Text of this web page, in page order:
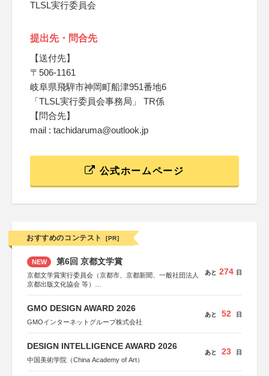
TLSL実行委員会
提出先・問合先
【送付先】
〒506-1161
岐阜県飛騨市神岡町船津951番地6
「TLSL実行委員会事務局」 TR係
【問合先】
mail : tachidaruma@outlook.jp
公式ホームページ
おすすめのコンテスト [PR]
NEW 第6回 京都文学賞
京都文学賞実行委員会（京都市、京都新聞、一般社団法人
京都出版文化協会 等）
集英社、小学館、祥伝社、新潮社、淡交社、ちいさいミシ
マ社、徳間書店、早川書房、PHP研究所、双葉社、文藝春
あと 274 日
GMO DESIGN AWARD 2026
GMOインターネットグループ株式会社
あと 52 日
DESIGN INTELLIGENCE AWARD 2026
中国美術学院（China Academy of Art）
あと 23 日